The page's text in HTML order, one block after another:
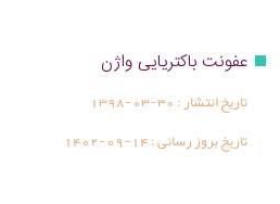
عفونت باکتریایی واژن
تاریخ انتشار :1398-03-30
تاریخ بروز رسانی :1402-09-14